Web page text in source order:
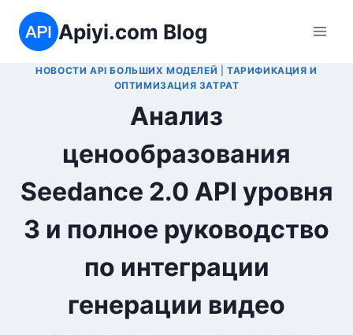
Перейти
содержимому
Apiyi.com Blog
НОВОСТИ API БОЛЬШИХ МОДЕЛЕЙ |ТАРИФИКАЦИЯ И
ОПТИМИЗАЦИЯ ЗАТРАТ
Анализ
ценообразования
Seedance 2.0 API уровня
3 и полное руководство
по интеграции
генерации видео